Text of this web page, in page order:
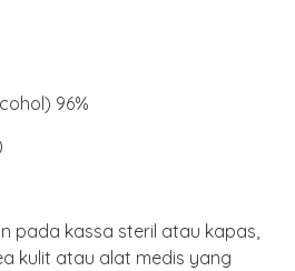
96%
pada kassa steril atau kapas,
kulit atau alat medis yang